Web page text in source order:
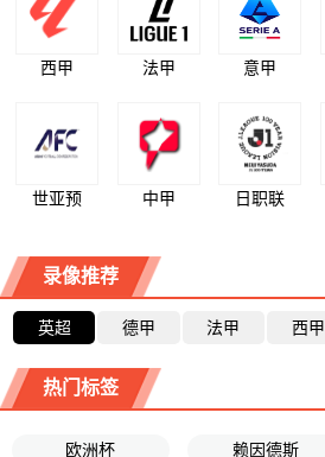
西甲 法甲 意甲
世亚预 中甲 日职联
录像推荐
英超 德甲 法甲 西甲
热门标签
欧洲杯 赖因德斯